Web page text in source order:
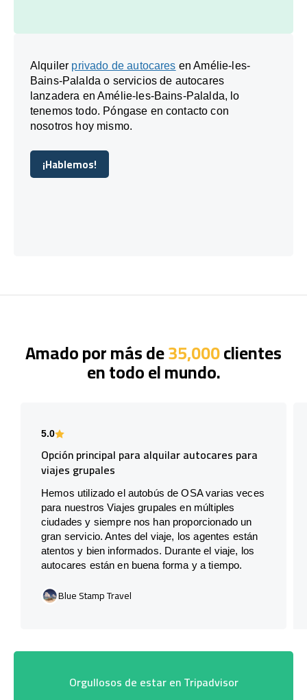
Alquiler privado de autocares en Amélie-les-
Bains-Palalda o servicios de autocares
lanzadera en Amélie-les-Bains-Palalda, lo
tenemos todo. Póngase en contacto con
nosotros hoy mismo.
¡Hablemos!
¡Hablemos!
Amado por más de35,000clientes
en todo el mundo.
5.0
Opción principal para alquilar autocares para
viajes grupales
Hemos utilizado el autobús de OSA varias veces
para nuestros Viajes grupales en múltiples
ciudades y siempre nos han proporcionado un
gran servicio. Antes del viaje, los agentes están
atentos y bien informados. Durante el viaje, los
autocares están en buena forma y a tiempo.
Blue Stamp Travel
Orgullosos de estar en Tripadvisor